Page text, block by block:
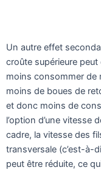
Un autre effet
croûte supérieure
moins consommer de
moins de boues de
et donc moins de
l’option d’une vitesse
cadre, la vitesse des
transversale (c’est-à-
peut être réduite, ce